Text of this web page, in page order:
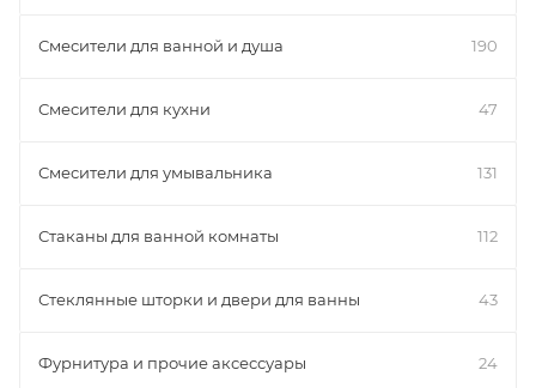
Смесители для ванной и душа 190
Смесители для кухни 47
Смесители для умывальника 131
Стаканы для ванной комнаты 112
Стеклянные шторки и двери для ванны 43
Фурнитура и прочие аксессуары 24